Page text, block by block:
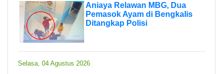
Aniaya Relawan MBG, Dua
Pemasok Ayam di Bengkalis
Ditangkap Polisi
Selasa, 04 Agustus 2026